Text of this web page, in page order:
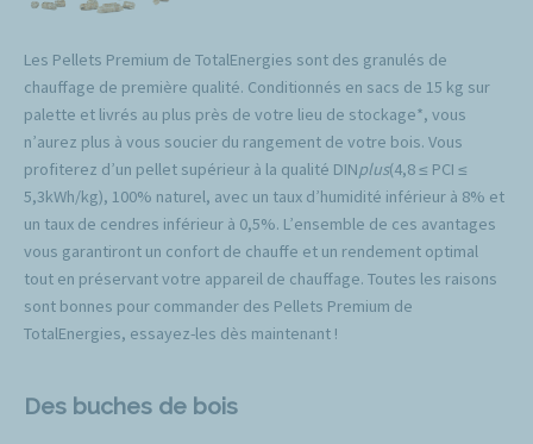
Les Pellets Premium de TotalEnergies sont des granulés de
chauffage de première qualité. Conditionnés en sacs de 15 kg sur
palette et livrés au plus près de votre lieu de stockage*, vous
n’aurez plus à vous soucier du rangement de votre bois. Vous
profiterez d’un pellet supérieur à la qualité DINplus(4,8 ≤ PCI ≤
5,3kWh/kg), 100% naturel, avec un taux d’humidité inférieur à 8% et
un taux de cendres inférieur à 0,5%. L’ensemble de ces avantages
vous garantiront un confort de chauffe et un rendement optimal
tout en préservant votre appareil de chauffage. Toutes les raisons
sont bonnes pour commander des Pellets Premium de
TotalEnergies, essayez-les dès maintenant !
Des buches de bois